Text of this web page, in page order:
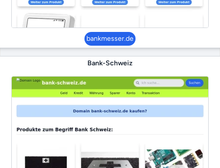
bankmesser.de
Bank-Schweiz